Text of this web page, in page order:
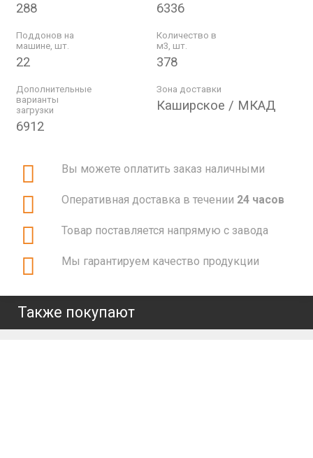
288 6336
Поддонов на
машине, шт.
22
Количество в
м3, шт.
378
Дополнительные
варианты
загрузки
6912
Зона доставки
Каширское / МКАД
Вы можете оплатить заказ наличными
Оперативная доставка в течении 24 часов
Товар поставляется напрямую с завода
Мы гарантируем качество продукции
Также покупают